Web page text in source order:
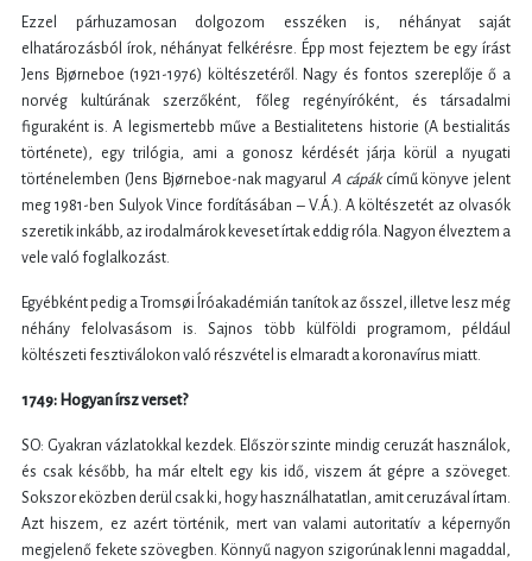
Ezzel párhuzamosan dolgozom esszéken is, néhányat saját
elhatározásból írok, néhányat felkérésre. Épp most fejeztem be egy írást
Jens Bjørneboe (1921-1976) költészetéről. Nagy és fontos szereplője ő a
norvég kultúrának szerzőként, főleg regényíróként, és társadalmi
figuraként is. A legismertebb műve a Bestialitetens historie (A bestialitás
története), egy trilógia, ami a gonosz kérdését járja körül a nyugati
történelemben (Jens Bjørneboe-nak magyarul A cápákcímű könyve jelent
meg 1981-ben Sulyok Vince fordításában – V.Á.). A költészetét az olvasók
szeretik inkább, az irodalmárok keveset írtak eddig róla. Nagyon élveztem a
vele való foglalkozást.
Egyébként pedig a Tromsøi Íróakadémián tanítok az ősszel, illetve lesz még
néhány felolvasásom is. Sajnos több külföldi programom, például
költészeti fesztiválokon való részvétel is elmaradt a koronavírus miatt.
1749: Hogyan írsz verset?
SO: Gyakran vázlatokkal kezdek. Először szinte mindig ceruzát használok,
és csak később, ha már eltelt egy kis idő, viszem át gépre a szöveget.
Sokszor eközben derül csak ki, hogy használhatatlan, amit ceruzával írtam.
Azt hiszem, ez azért történik, mert van valami autoritatív a képernyőn
megjelenő fekete szövegben. Könnyű nagyon szigorúnak lenni magaddal,